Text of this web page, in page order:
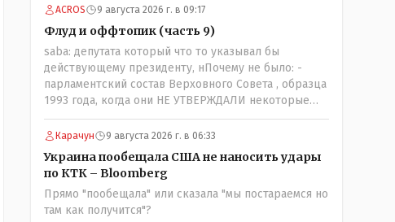
ACROS 9 августа 2026 г. в 09:17
Флуд и оффтопик (часть 9)
saba: депутата который что то указывал бы
действующему президенту, нПочему не было: -
парламентский состав Верховного Совета , образца
1993 года, когда они НЕ УТВЕРЖДАЛИ некоторые
Указы Назарбаева, особенно в части выборов и
перевыборов и некоторых вопросах внутренней
политики, и тогда Назарбай волевым Указом
РАСПУСТИЛ этот бунтарский состав. Имя -
Серикболсын Абдильдин вам знакомо - юывший
секретарь ЦК КП Казахстана , впоследствии -
депутат Верховного Совета и Мажлиса и
Карачун 9 августа 2026 г. в 06:33
Украина пообещала США не наносить удары
по КТК – Bloomberg
Прямо "пообещала" или сказала "мы постараемся но
там как получится"?